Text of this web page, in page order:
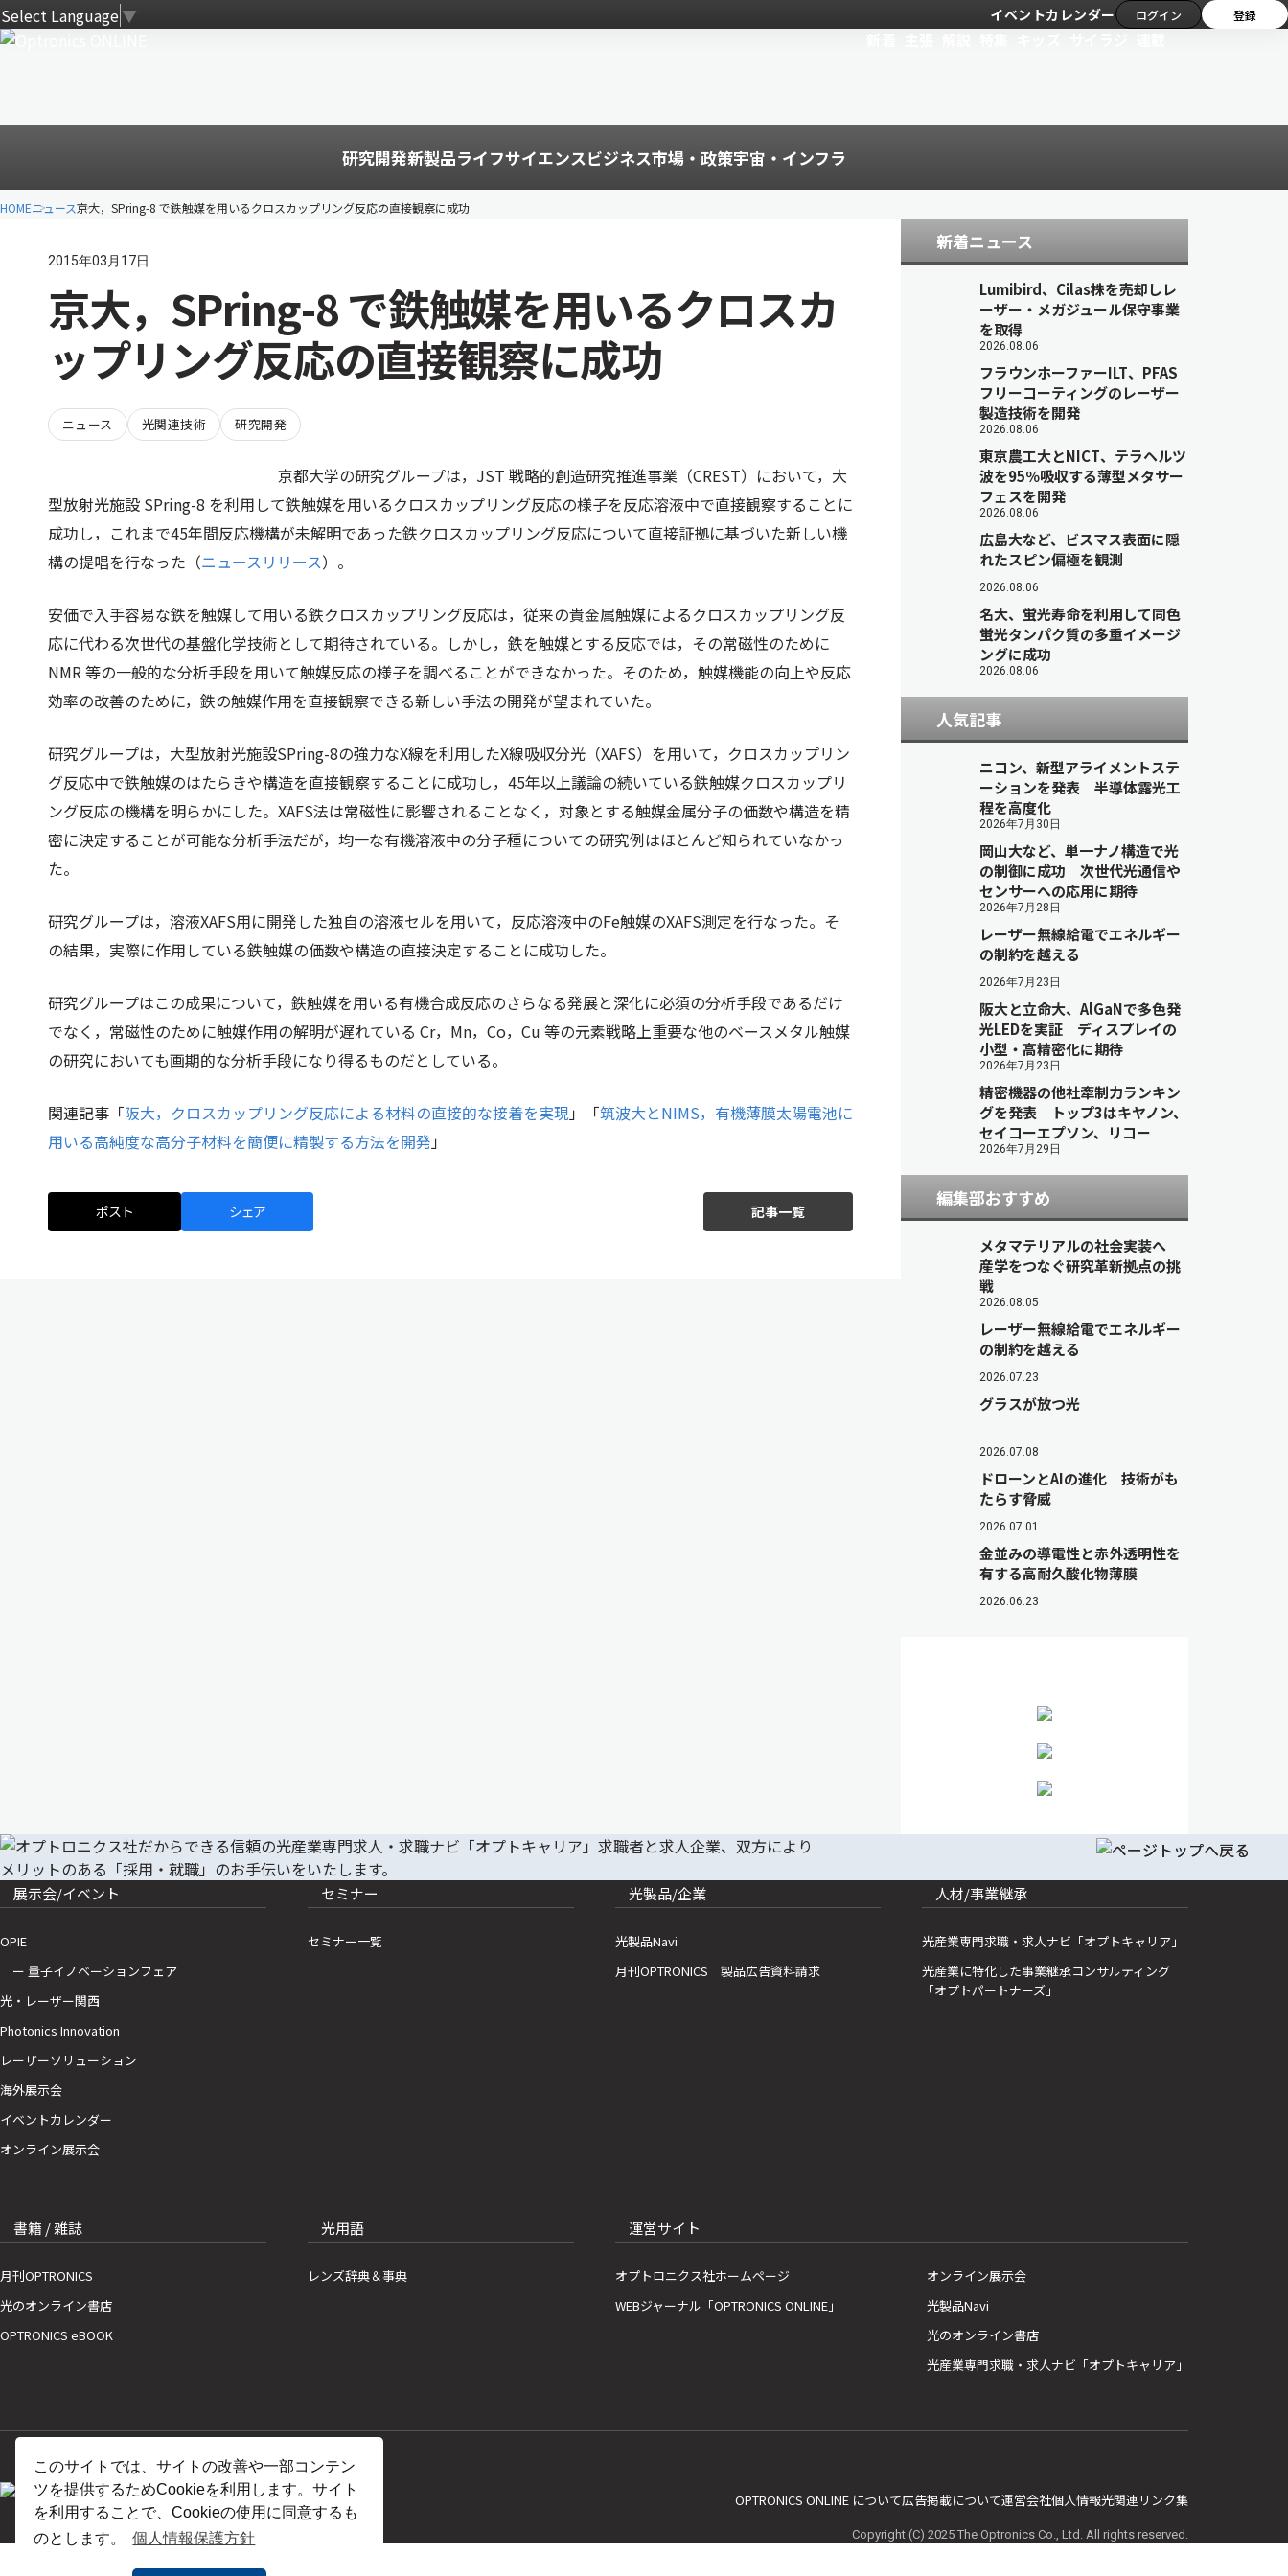
このサイトでは、サイトの改善や一部コンテン
ツを提供するためCookieを利用します。サイト
を利用することで、Cookieの使用に同意するも
のとします。
個人情報保護方針
Select Language▼ イベントカレンダー ログイン 登録
研究開発新製品ライフサイエンスビジネス市場・政策宇宙・インフラ
HOMEニュース京大，SPring-8 で鉄触媒を用いるクロスカップリング反応の直接観察に成功
2015年03月17日
京大，SPring-8 で鉄触媒を用いるクロスカ
ップリング反応の直接観察に成功
ニュース 光関連技術 研究開発
京都大学の研究グループは，JST 戦略的創造研究推進事業（CREST）において，大
型放射光施設 SPring-8 を利用して鉄触媒を用いるクロスカップリング反応の様子を反応溶液中で直接観察することに
成功し，これまで45年間反応機構が未解明であった鉄クロスカップリング反応について直接証拠に基づいた新しい機
構の提唱を行なった（ニュースリリース）。
安価で入手容易な鉄を触媒して用いる鉄クロスカップリング反応は，従来の貴金属触媒によるクロスカップリング反
応に代わる次世代の基盤化学技術として期待されている。しかし，鉄を触媒とする反応では，その常磁性のために
NMR 等の一般的な分析手段を用いて触媒反応の様子を調べることができなかった。そのため，触媒機能の向上や反応
効率の改善のために，鉄の触媒作用を直接観察できる新しい手法の開発が望まれていた。
研究グループは，大型放射光施設SPring-8の強力なX線を利用したX線吸収分光（XAFS）を用いて，クロスカップリン
グ反応中で鉄触媒のはたらきや構造を直接観察することに成功し，45年以上議論の続いている鉄触媒クロスカップリ
ング反応の機構を明らかにした。XAFS法は常磁性に影響されることなく，対象とする触媒金属分子の価数や構造を精
密に決定することが可能な分析手法だが，均一な有機溶液中の分子種についての研究例はほとんど知られていなかっ
た。
研究グループは，溶液XAFS用に開発した独自の溶液セルを用いて，反応溶液中のFe触媒のXAFS測定を行なった。そ
の結果，実際に作用している鉄触媒の価数や構造の直接決定することに成功した。
研究グループはこの成果について，鉄触媒を用いる有機合成反応のさらなる発展と深化に必須の分析手段であるだけ
でなく，常磁性のために触媒作用の解明が遅れている Cr，Mn，Co，Cu 等の元素戦略上重要な他のベースメタル触媒
の研究においても画期的な分析手段になり得るものだとしている。
関連記事「阪大，クロスカップリング反応による材料の直接的な接着を実現」「筑波大とNIMS，有機薄膜太陽電池に
用いる高純度な高分子材料を簡便に精製する方法を開発」
ポスト シェア 記事一覧
新着ニュース
Lumibird、Cilas株を売却しレ
ーザー・メガジュール保守事業
を取得
2026.08.06
フラウンホーファーILT、PFAS
フリーコーティングのレーザー
製造技術を開発
2026.08.06
東京農工大とNICT、テラヘルツ
波を95％吸収する薄型メタサー
フェスを開発
2026.08.06
広島大など、ビスマス表面に隠
れたスピン偏極を観測
2026.08.06
名大、蛍光寿命を利用して同色
蛍光タンパク質の多重イメージ
ングに成功
2026.08.06
人気記事
ニコン、新型アライメントステ
ーションを発表 半導体露光工
程を高度化
2026年7月30日
岡山大など、単一ナノ構造で光
の制御に成功 次世代光通信や
センサーへの応用に期待
2026年7月28日
レーザー無線給電でエネルギー
の制約を越える
2026年7月23日
阪大と立命大、AlGaNで多色発
光LEDを実証 ディスプレイの
小型・高精密化に期待
2026年7月23日
精密機器の他社牽制力ランキン
グを発表 トップ3はキヤノン、
セイコーエプソン、リコー
2026年7月29日
編集部おすすめ
メタマテリアルの社会実装へ
産学をつなぐ研究革新拠点の挑
戦
2026.08.05
レーザー無線給電でエネルギー
の制約を越える
2026.07.23
グラスが放つ光
2026.07.08
ドローンとAIの進化 技術がも
たらす脅威
2026.07.01
金並みの導電性と赤外透明性を
有する高耐久酸化物薄膜
2026.06.23
展示会/イベント
OPIE
ー 量子イノベーションフェア
光・レーザー関西
Photonics Innovation
レーザーソリューション
海外展示会
イベントカレンダー
オンライン展示会
セミナー
セミナー一覧
光製品/企業
光製品Navi
月刊OPTRONICS 製品広告資料請求
人材/事業継承
光産業専門求職・求人ナビ「オプトキャリア」
光産業に特化した事業継承コンサルティング
「オプトパートナーズ」
書籍 / 雑誌
月刊OPTRONICS
光のオンライン書店
OPTRONICS eBOOK
光用語
レンズ辞典＆事典
運営サイト
オプトロニクス社ホームページ
WEBジャーナル「OPTRONICS ONLINE」
オンライン展示会
光製品Navi
光のオンライン書店
光産業専門求職・求人ナビ「オプトキャリア」
OPTRONICS ONLINE について広告掲載について運営会社個人情報光関連リンク集
Copyright (C) 2025 The Optronics Co., Ltd. All rights reserved.